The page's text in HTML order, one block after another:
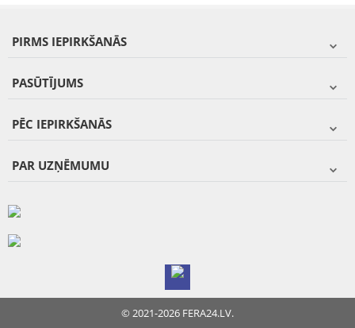
PIRMS IEPIRKŠANĀS
PASŪTĪJUMS
PĒC IEPIRKŠANĀS
PAR UZŅĒMUMU
© 2021-2026 FERA24.LV.